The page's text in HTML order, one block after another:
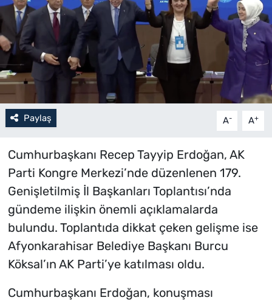
Paylaş A- A+
Cumhurbaşkanı Recep Tayyip Erdoğan, AK
Parti Kongre Merkezi’nde düzenlenen 179.
Genişletilmiş İl Başkanları Toplantısı’nda
gündeme ilişkin önemli açıklamalarda
bulundu. Toplantıda dikkat çeken gelişme ise
Afyonkarahisar Belediye Başkanı Burcu
Köksal’ın AK Parti’ye katılması oldu.
Cumhurbaşkanı Erdoğan, konuşması